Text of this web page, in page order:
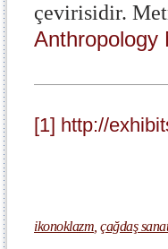
çevirisidir.
Anthropology
[1] http://
ikonoklazm,çağdaş